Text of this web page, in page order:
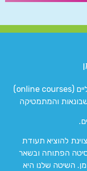
המרכז המוביל והמקצועי לקורסים דיגיטליים (online courses)
והמתמטיקה
להוציא תעודת
הפתוחה ובשאר
השיטה שלנו היא